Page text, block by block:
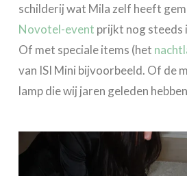
schilderij wat Mila zelf heeft
Novotel-event prijkt nog steeds
Of met speciale items (het
van ISI Mini bijvoorbeeld. Of de
lamp die wij jaren geleden